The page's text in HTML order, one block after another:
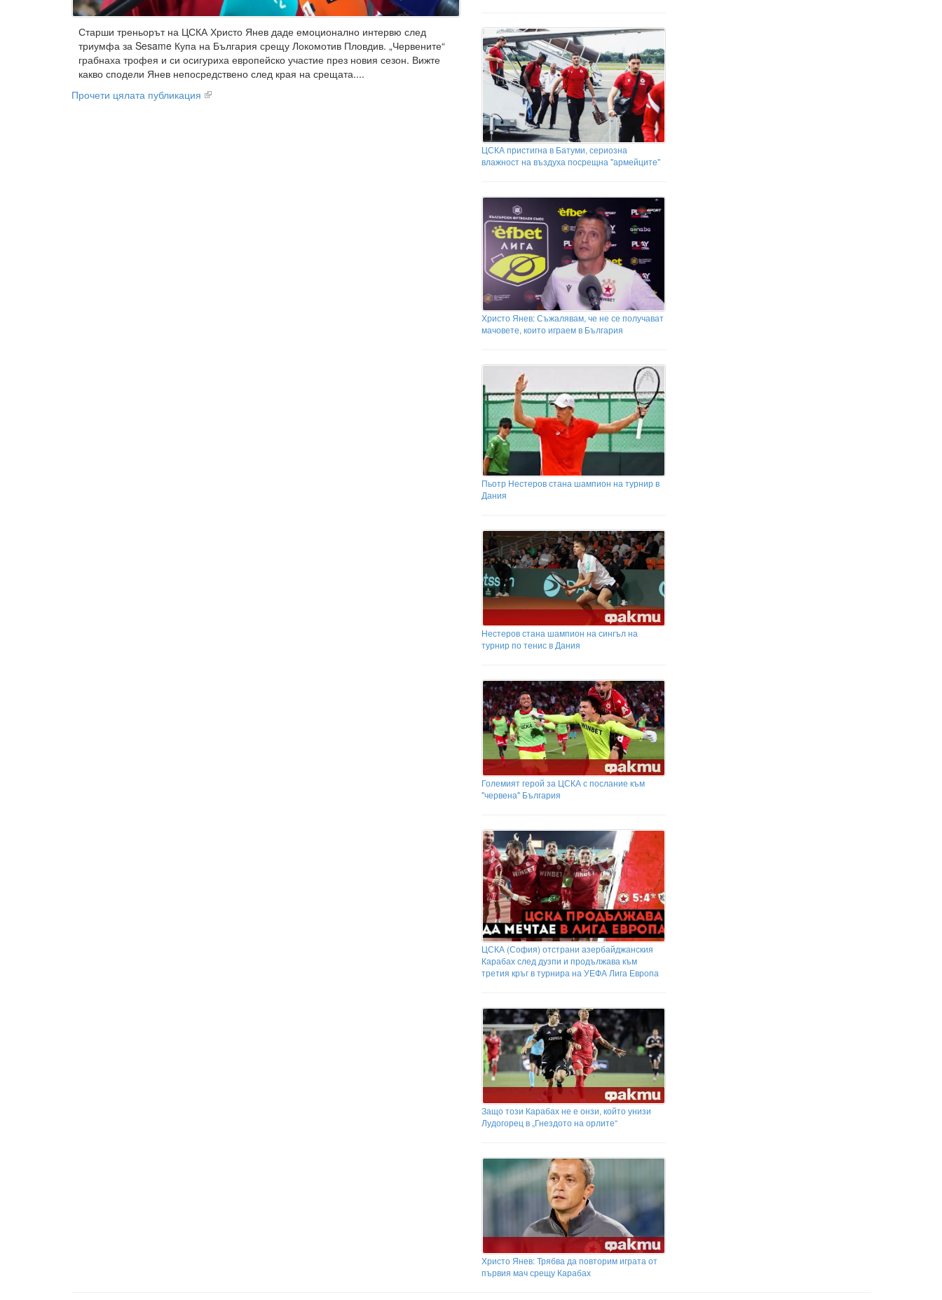
Старши треньорът на ЦСКА Христо Янев даде емоционално интервю след
триумфа за Sesame Купа на България срещу Локомотив Пловдив. „Червените“
грабнаха трофея и си осигуриха европейско участие през новия сезон. Вижте
какво сподели Янев непосредствено след края на срещата....
Прочети цялата публикация
ЦСКА пристигна в Батуми, сериозна
влажност на въздуха посрещна "армейците"
Христо Янев: Съжалявам, че не се получават
мачовете, които играем в България
Пьотр Нестеров стана шампион на турнир в
Дания
Нестеров стана шампион на сингъл на
турнир по тенис в Дания
Големият герой за ЦСКА с послание към
"червена" България
ЦСКА (София) отстрани азербайджанския
Карабах след дузпи и продължава към
третия кръг в турнира на УЕФА Лига Европа
Защо този Карабах не е онзи, който унизи
Лудогорец в „Гнездото на орлите“
Христо Янев: Трябва да повторим играта от
първия мач срещу Карабах